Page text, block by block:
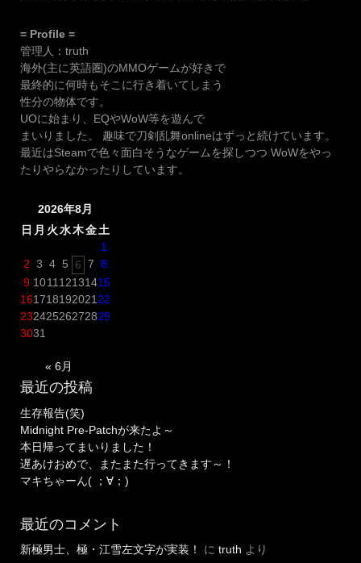
出
し・
預
け
る」
の
追
加
法
【Minecraft】”
= Profile =
管理人：truth
海外(主に英語圏)のMMOゲームが好きで
最終的に何時もそこに行き着いてしまう
性分の物体です。
UOに始まり、EQやWoW等を遊んで
まいりました。 趣味で刀剣乱舞onlineはずっと続けています。
最近はSteamで色々面白そうなゲームを探しつつ WoWをやっ
たりやらなかったりしています。
2026年8月
日 月 火水木金土
1
2 3 4 5 6 7 8
9 1011 12131415
161718192021 22
23242526272829
3031
« 6月
最近の投稿
生存報告(笑)
Midnight Pre-Patchが来たよ～
本日帰ってまいりました！
遅あけおめで、またまた行ってきます～！
マキちゃーん( ；∀；)
最近のコメント
新極男士、極・江雪左文字が実装！ に truth より